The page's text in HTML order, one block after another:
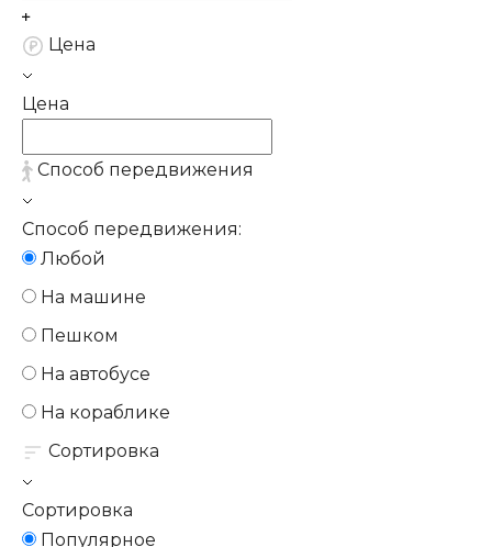
Цена
Цена
Способ передвижения
Способ передвижения:
Любой
На машине
Пешком
На автобусе
На кораблике
Сортировка
Сортировка
Популярное